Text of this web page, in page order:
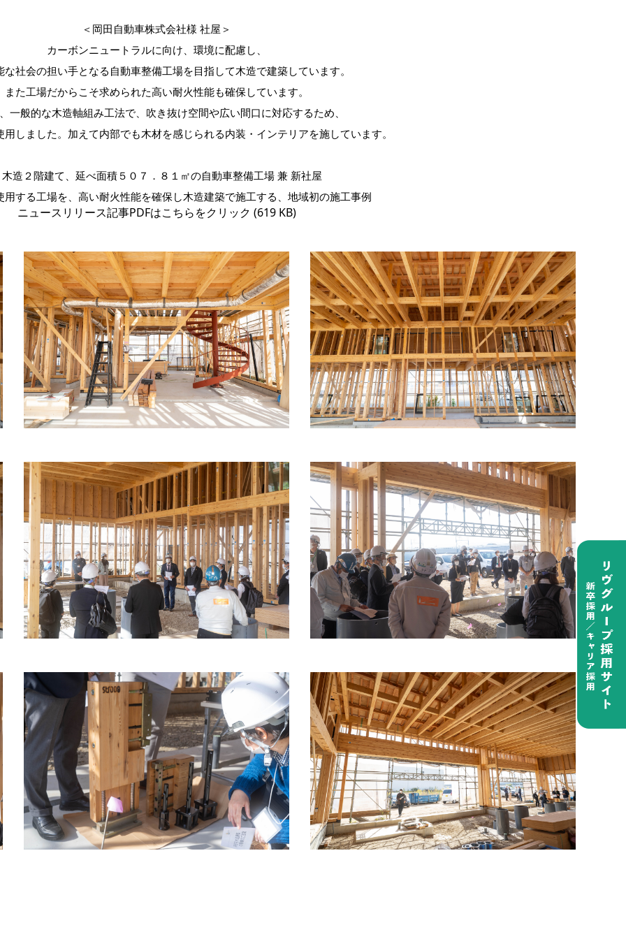
＜岡田自動車株式会社様 社屋＞
カーボンニュートラルに向け、環境に配慮し、
な社会の担い手となる自動車整備工場を目指して木造で建築しています。
また工場だからこそ求められた高い耐火性能も確保しています。
一般的な木造軸組み工法で、吹き抜け空間や広い間口に対応するため、
しました。加えて内部でも木材を感じられる内装・インテリアを施しています。
造２階建て、延べ面積５０７．８１㎡の自動車整備工場 兼 新社屋
用する工場を、高い耐火性能を確保し木造建築で施工する、地域初の施工事例
ニュースリリース記事PDFはこちらをクリック (619 KB)